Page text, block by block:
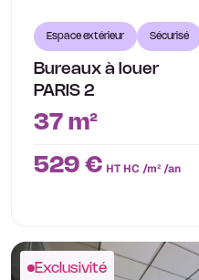
Espace extérieur Sécurisé
Bureaux à louer
PARIS 2
37 m²
529 € HT HC /m² /an
Exclusivité